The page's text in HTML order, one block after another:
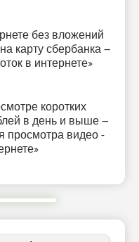
без вложений
карту сбербанка –
в интернете»
коротких
в день и выше –
просмотра видео -